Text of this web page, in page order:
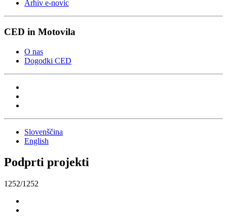
Arhiv e-novic
CED in Motovila
O nas
Dogodki CED
Slovenščina
English
Podprti projekti
1252/1252